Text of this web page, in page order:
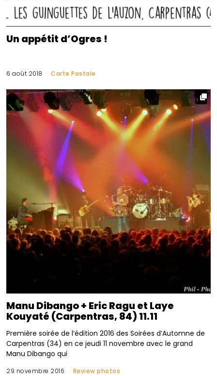
Un appétit d’Ogres !
6 août 2018 Carte Postale
Manu Dibango + Eric Ragu et Laye
Kouyaté (Carpentras, 84) 11.11
Première soirée de l’édition 2016 des Soirées d’Automne de
Carpentras (34) en ce jeudi 11 novembre avec le grand
Manu Dibango qui
29 novembre 2016 Review photos